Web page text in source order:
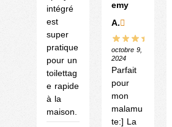
intégré
est
super
pratique
pour un
toilettag
e rapide
à la
maison.
emy
A.
octobre 9,
2024
Parfait
pour
mon
malamu
te:] La